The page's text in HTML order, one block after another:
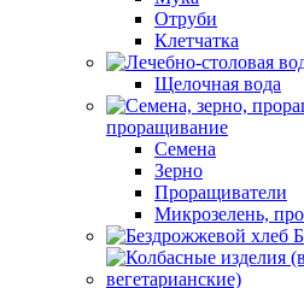
Отруби
Клетчатка
Щелочная вода
проращивание
Семена
Зерно
Проращиватели
Микрозелень,